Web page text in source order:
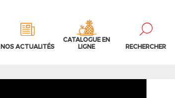
NOS ACTUALITÉS
CATALOGUE EN
LIGNE
RECHERCHER